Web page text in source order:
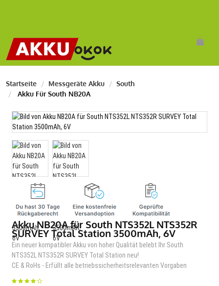
Startseite Messgeräte Akku
South
Akku Für South NB20A
Akku NB20A für South NTS352L NTS352R
SURVEY Total Station 3500mAh, 6V
Ein neuer kompatibler Akku von hoher Qualität belebt Ihr South
NTS352L NTS352R SURVEY Total Station neu!
CE & RoHs - Erfüllt alle betriebssicherheitsrelevanten Vorgaben